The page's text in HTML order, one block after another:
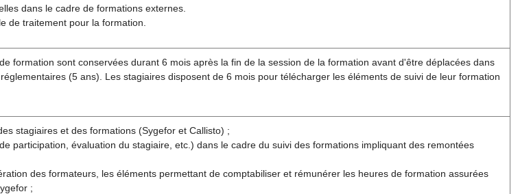
dans le cadre de formations externes.
de traitement pour la formation.
formation sont conservées durant 6 mois après la fin de la session de la formation avant d'être déplacées dans
(5 ans). Les stagiaires disposent de 6 mois pour télécharger les éléments de suivi de leur formation
stagiaires et des formations (Sygefor et Callisto) ;
participation, évaluation du stagiaire, etc.) dans le cadre du suivi des formations impliquant des remontées
des formateurs, les éléments permettant de comptabiliser et rémunérer les heures de formation assurées
;